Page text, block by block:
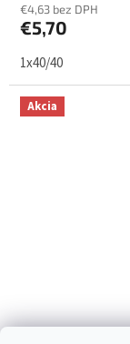
€4,63 bez DPH
€5,70
1x40/40
Akcia